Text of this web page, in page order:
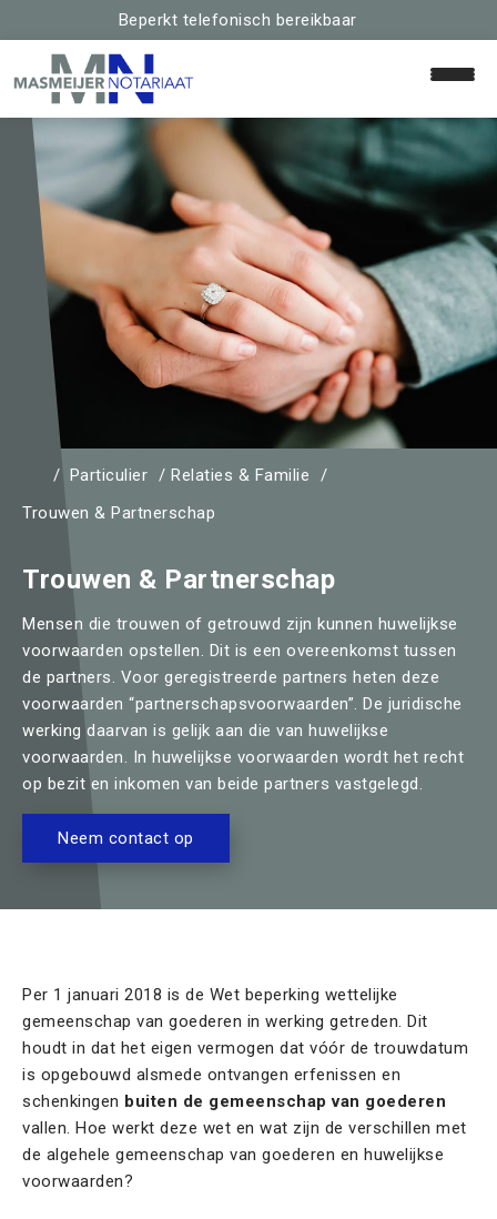
Beperkt telefonisch bereikbaar
Home
Huis & Hypotheek
Schenken & Erven
Team
Contact
Offerte aanvragen
Particulier
Relaties & Familie
Trouwen & Partnerschap
Trouwen & Partnerschap
Mensen die trouwen of getrouwd zijn kunnen huwelijkse
voorwaarden opstellen. Dit is een overeenkomst tussen
de partners. Voor geregistreerde partners heten deze
voorwaarden “partnerschapsvoorwaarden”. De juridische
werking daarvan is gelijk aan die van huwelijkse
voorwaarden. In huwelijkse voorwaarden wordt het recht
op bezit en inkomen van beide partners vastgelegd.
Neem contact op
Per 1 januari 2018 is de Wet beperking wettelijke
gemeenschap van goederen in werking getreden. Dit
houdt in dat het eigen vermogen dat vóór de trouwdatum
is opgebouwd alsmede ontvangen erfenissen en
schenkingen buiten de gemeenschap van goederen
vallen. Hoe werkt deze wet en wat zijn de verschillen met
de algehele gemeenschap van goederen en huwelijkse
voorwaarden?